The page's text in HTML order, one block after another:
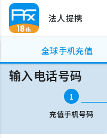
法人提携
全球手机充值
全球手机充值 输入电话号码
输入电话号码
1
充值手机号码